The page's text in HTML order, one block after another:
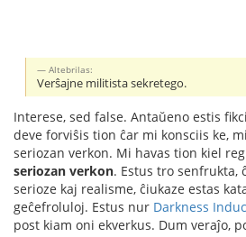
Altebrilas:
Verŝajne militista sekretego.
Interese, sed false. Antaŭeno estis
deve forviŝis tion ĉar mi konsciis ke,
seriozan verkon. Mi havas tion kiel
seriozan verkon. Estus tro senfrukta,
serioze kaj realisme, ĉiukaze estas
geĉefroluloj. Estus nur Darkness
post kiam oni ekverkus. Dum veraĵo,